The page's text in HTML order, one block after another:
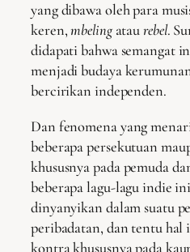
yang dibawa oleh para
keren,mbelingataurebel.
didapati bahwa semangat
menjadi budaya
bercirikan independen.
Dan fenomena yang
beberapa persekutuan
khususnya pada pemuda
beberapa lagu-lagu indie
dinyanyikan dalam suatu
peribadatan, dan tentu hal
kontra khususnya pada